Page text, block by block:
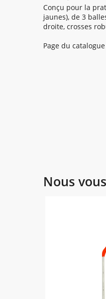
Conçu pour la
jaunes), de 3
droite, crosses
Page du
Nous